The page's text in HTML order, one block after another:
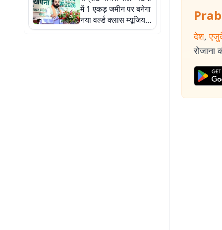
में 1 एकड़ जमीन पर बनेगा
नया वर्ल्ड क्लास म्यूजियम,
युवाओं को होगा समर्पित
देश,
रोजाना